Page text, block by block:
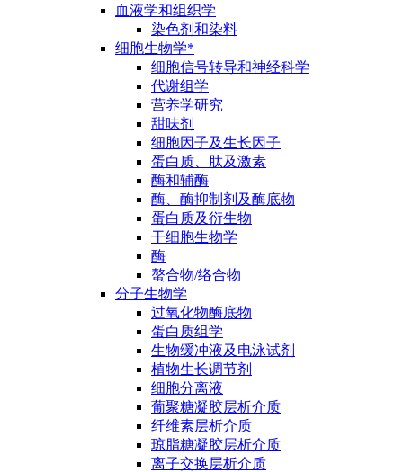
血液学和组织学
染色剂和染料
细胞生物学*
细胞信号转导和神经科学
代谢组学
营养学研究
甜味剂
细胞因子及生长因子
蛋白质、肽及激素
酶和辅酶
酶、酶抑制剂及酶底物
蛋白质及衍生物
干细胞生物学
酶
螯合物/络合物
分子生物学
过氧化物酶底物
蛋白质组学
生物缓冲液及电泳试剂
植物生长调节剂
细胞分离液
葡聚糖凝胶层析介质
纤维素层析介质
琼脂糖凝胶层析介质
离子交换层析介质